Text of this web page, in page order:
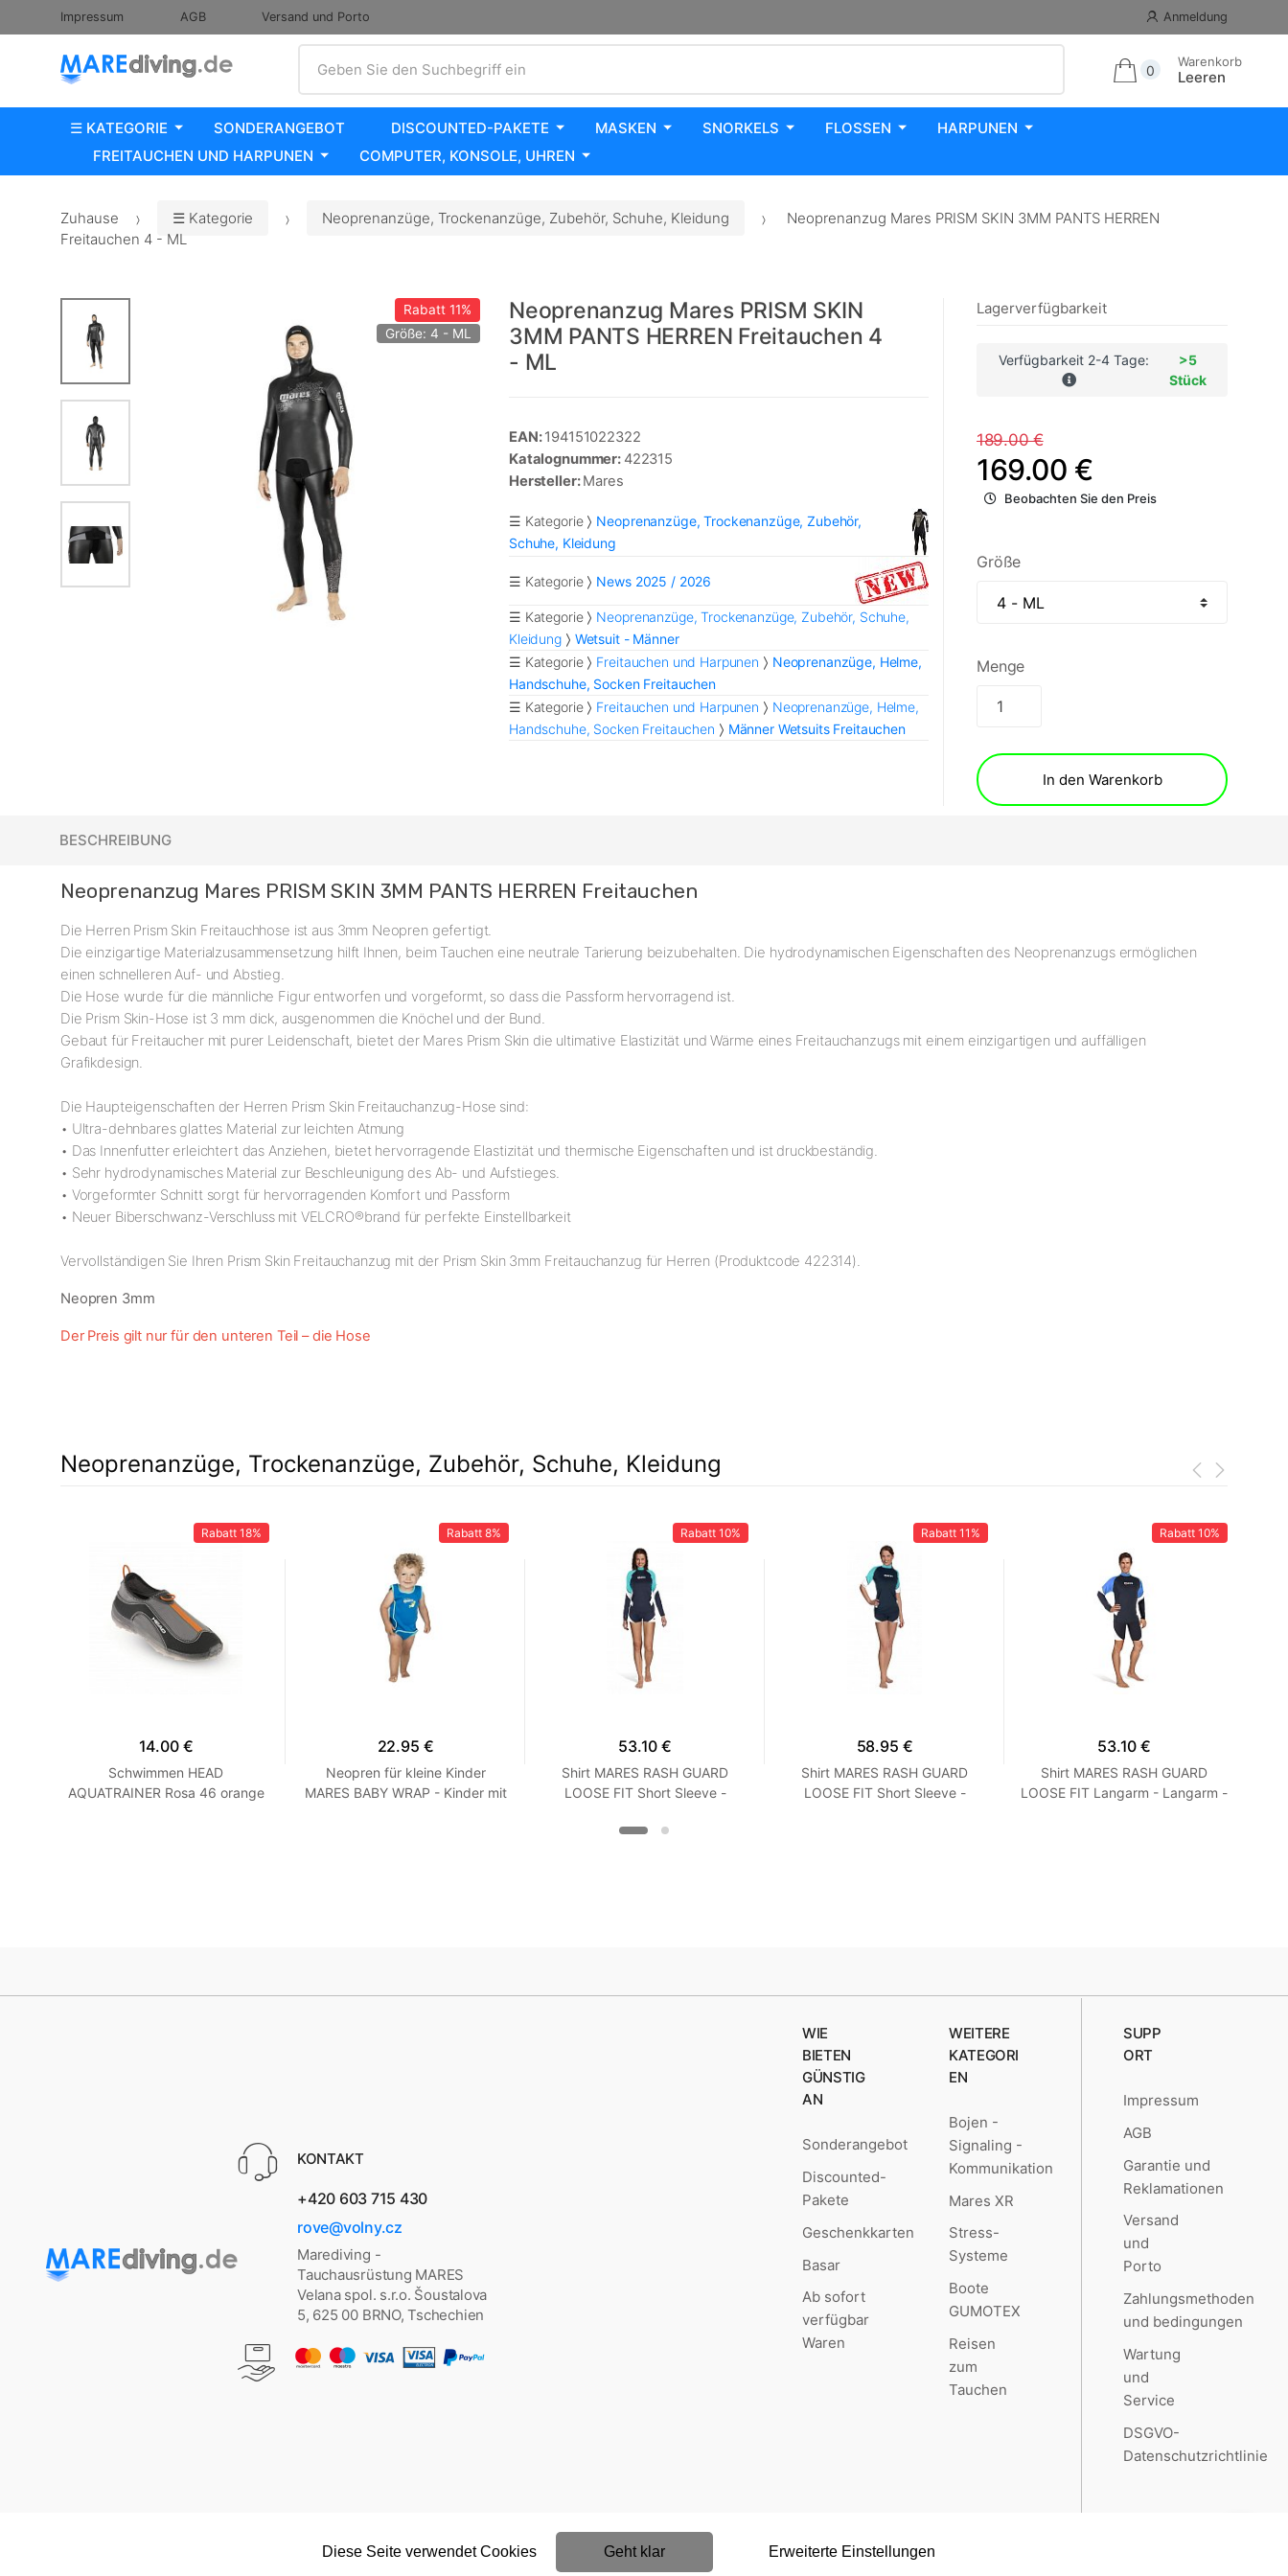
Impressum AGB Versand und Porto Anmeldung
Geben Sie den Suchbegriff ein
0
Warenkorb
Leeren
☰ KATEGORIE SONDERANGEBOT DISCOUNTED-PAKETE MASKEN SNORKELS FLOSSEN
HARPUNEN
FREITAUCHEN UND HARPUNEN
COMPUTER, KONSOLE, UHREN
Zuhause ☰ Kategorie Neoprenanzüge, Trockenanzüge, Zubehör, Schuhe, Kleidung
Neoprenanzug Mares PRISM SKIN 3MM PANTS HERREN
Freitauchen 4 - ML
Rabatt11%
Größe: 4 - ML
Neoprenanzug Mares PRISM SKIN
3MM PANTS HERREN Freitauchen 4
- ML
EAN:194151022322
Katalognummer: 422315
Hersteller:Mares
☰ Kategorie
Neoprenanzüge, Trockenanzüge, Zubehör,
Schuhe, Kleidung
☰ Kategorie News 2025 / 2026
☰ Kategorie
Neoprenanzüge, Trockenanzüge, Zubehör, Schuhe,
Kleidung
Wetsuit - Männer
☰ Kategorie
Freitauchen und Harpunen
Neoprenanzüge, Helme,
Handschuhe, Socken Freitauchen
☰ Kategorie
Freitauchen und Harpunen
Neoprenanzüge, Helme,
Handschuhe, Socken Freitauchen
Männer Wetsuits Freitauchen
Lagerverfügbarkeit
Verfügbarkeit 2-4 Tage:
>5
Stück
189.00 €
169.00 €
Beobachten Sie den Preis
Größe
Menge
In den Warenkorb
BESCHREIBUNG
Neoprenanzug Mares PRISM SKIN 3MM PANTS HERREN Freitauchen
Die Herren Prism Skin Freitauchhose ist aus 3mm Neopren gefertigt.
Die einzigartige Materialzusammensetzung hilft Ihnen, beim Tauchen eine neutrale Tarierung beizubehalten. Die hydrodynamischen Eigenschaften des Neoprenanzugs ermöglichen
einen schnelleren Auf- und Abstieg.
Die Hose wurde für die männliche Figur entworfen und vorgeformt, so dass die Passform hervorragend ist.
Die Prism Skin-Hose ist 3 mm dick, ausgenommen die Knöchel und der Bund.
Gebaut für Freitaucher mit purer Leidenschaft, bietet der Mares Prism Skin die ultimative Elastizität und Wärme eines Freitauchanzugs mit einem einzigartigen und auffälligen
Grafikdesign.
Die Haupteigenschaften der Herren Prism Skin Freitauchanzug-Hose sind:
• Ultra-dehnbares glattes Material zur leichten Atmung
• Das Innenfutter erleichtert das Anziehen, bietet hervorragende Elastizität und thermische Eigenschaften und ist druckbeständig.
• Sehr hydrodynamisches Material zur Beschleunigung des Ab- und Aufstieges.
• Vorgeformter Schnitt sorgt für hervorragenden Komfort und Passform
• Neuer Biberschwanz-Verschluss mit VELCRO®brand für perfekte Einstellbarkeit
Vervollständigen Sie Ihren Prism Skin Freitauchanzug mit der Prism Skin 3mm Freitauchanzug für Herren (Produktcode 422314).
Neopren 3mm
Der Preis gilt nur für den unteren Teil – die Hose
Neoprenanzüge, Trockenanzüge, Zubehör, Schuhe, Kleidung
Rabatt 18%
14.00 €
Schwimmen HEAD
AQUATRAINER Rosa 46 orange
Rabatt 8%
22.95 €
Neopren für kleine Kinder
MARES BABY WRAP - Kinder mit
Rabatt 10%
53.10 €
Shirt MARES RASH GUARD
LOOSE FIT Short Sleeve -
XXS Turquoise
Rabatt 11%
58.95 €
Shirt MARES RASH GUARD
LOOSE FIT Short Sleeve -
Rabatt 10%
53.10 €
Shirt MARES RASH GUARD
LOOSE FIT Langarm - Langarm -
KONTAKT
+420 603 715 430
rove@volny.cz
Marediving -
Tauchausrüstung MARES
Velana spol. s.r.o. Šoustalova
5, 625 00 BRNO, Tschechien
WIE
BIETEN
GÜNSTIG
AN
Sonderangebot
Discounted-
Pakete
Geschenkkarten
Basar
Ab sofort
verfügbar
Waren
WEITERE
KATEGORI
EN
Bojen -
Signaling -
Kommunikation
Mares XR
Stress-
Systeme
Boote
GUMOTEX
Reisen
zum
Tauchen
SUPP
ORT
Impressum
AGB
Garantie und
Reklamationen
Versand
und
Porto
Zahlungsmethoden
und bedingungen
Wartung
und
Service
DSGVO-
Datenschutzrichtlinie
Diese Seite verwendet Cookies Geht klar Erweiterte Einstellungen